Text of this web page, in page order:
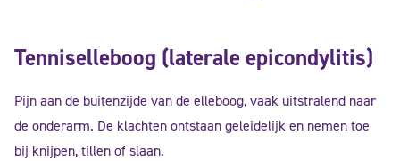
Tenniselleboog (laterale epicondylitis)
Pijn aan de buitenzijde van de elleboog, vaak uitstralend naar
de onderarm. De klachten ontstaan geleidelijk en nemen toe
bij knijpen, tillen of slaan.